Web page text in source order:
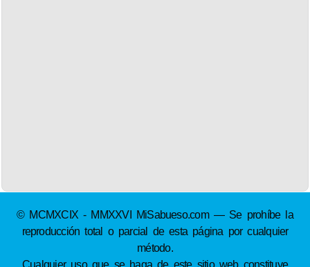
© MCMXCIX - MMXXVI MiSabueso.com — Se prohíbe la
reproducción total o parcial de esta página por cualquier
método.